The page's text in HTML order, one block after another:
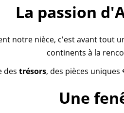
La passion
notre nièce, c'est avant tout
continents à la
des trésors, des pièces
Une